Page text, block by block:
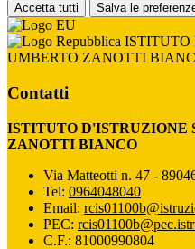
Accetta tutti Salva le
ISTITUTO
UMBERTO ZANOTTI
Contatti
ISTITUTO D'ISTRUZIONE
ZANOTTI BIANCO
Via Matteotti n. 47 -
Tel: 0964048040
Email:
PEC:
C.F.: 81000990804